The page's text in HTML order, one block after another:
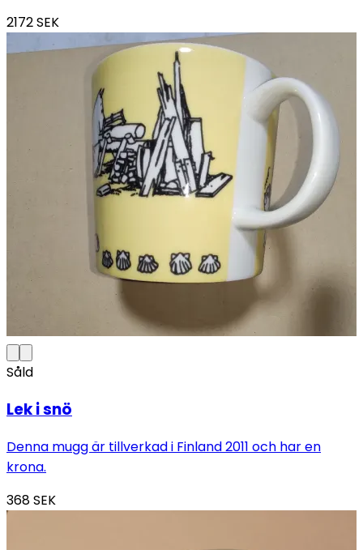
2172SEK
Såld
Lek i snö
Denna mugg är tillverkad i Finland 2011 och har en
krona.
368SEK